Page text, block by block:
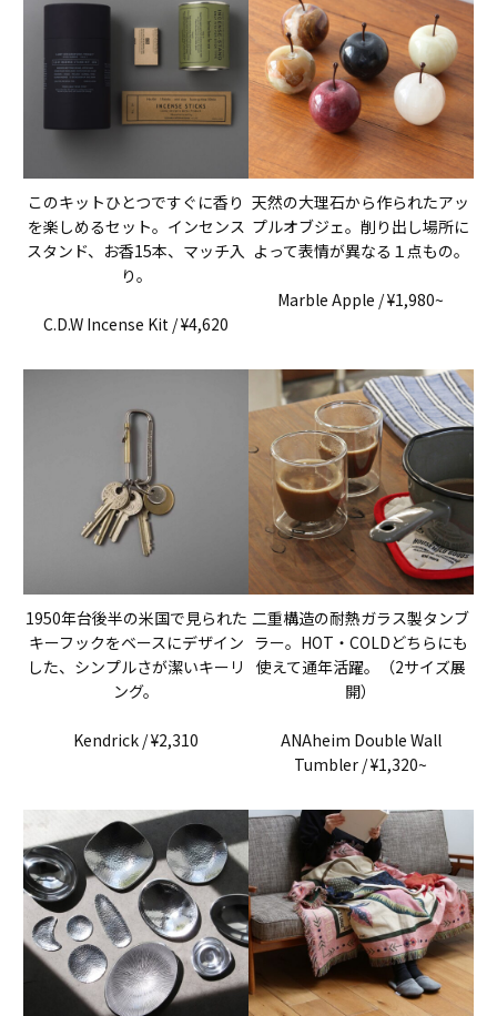
このキットひとつですぐに香り
を楽しめるセット。インセンス
スタンド、お香15本、マッチ入
り。
C.D.W Incense Kit / ¥4,620
天然の大理石から作られたアッ
プルオブジェ。削り出し場所に
よって表情が異なる１点もの。
Marble Apple / ¥1,980~
1950年台後半の米国で見られた
キーフックをベースにデザイン
した、シンプルさが潔いキーリ
ング。
Kendrick / ¥2,310
二重構造の耐熱ガラス製タンブ
ラー。HOT・COLDどちらにも
使えて通年活躍。（2サイズ展
開）
ANAheim Double Wall
Tumbler / ¥1,320~